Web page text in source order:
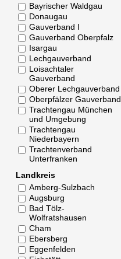
Bayrischer Waldgau
Donaugau
Gauverband I
Gauverband Oberpfalz
Isargau
Lechgauverband
Loisachtaler
Gauverband
Oberer Lechgauverband
Oberpfälzer Gauverband
Trachtengau München
und Umgebung
Trachtengau
Niederbayern
Trachtenverband
Unterfranken
Landkreis
Amberg-Sulzbach
Augsburg
Bad Tölz-
Wolfratshausen
Cham
Ebersberg
Eggenfelden